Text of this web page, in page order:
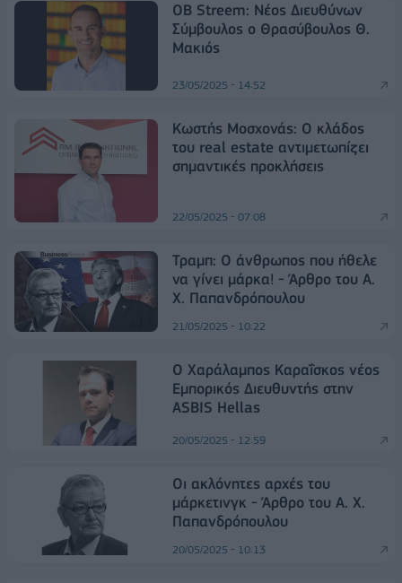
OB Streem: Νέος Διευθύνων
Σύμβουλος ο Θρασύβουλος Θ.
Μακιός
23/05/2025 - 14:52
Κωστής Μοσχονάς: Ο κλάδος
του real estate αντιμετωπίζει
σημαντικές προκλήσεις
22/05/2025 - 07:08
Τραμπ: Ο άνθρωπος που ήθελε
να γίνει μάρκα! - Άρθρο του Α.
Χ. Παπανδρόπουλου
21/05/2025 - 10:22
Ο Χαράλαμπος Καραΐσκος νέος
Εμπορικός Διευθυντής στην
ASBIS Hellas
20/05/2025 - 12:59
Οι ακλόνητες αρχές του
μάρκετινγκ - Άρθρο του Α. Χ.
Παπανδρόπουλου
20/05/2025 - 10:13